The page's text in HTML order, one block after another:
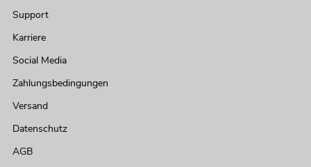
Support
Karriere
Social Media
Zahlungsbedingungen
Versand
Datenschutz
AGB